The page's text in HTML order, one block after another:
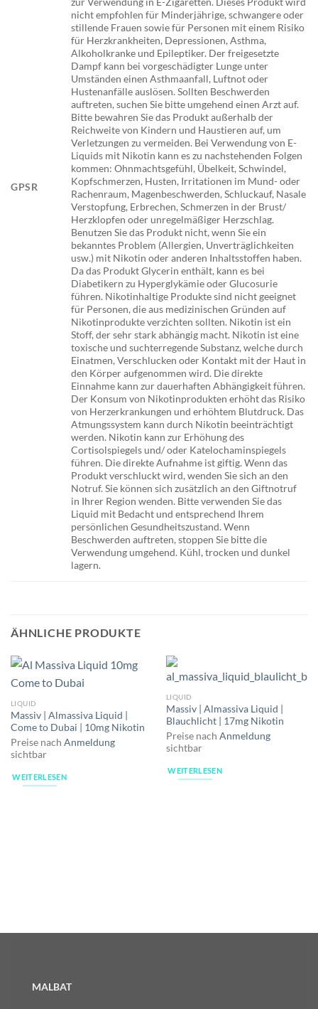
GPSR
nicht empfohlen für Minderjährige, schwangere oder
stillende Frauen sowie für Personen mit einem Risiko
für Herzkrankheiten, Depressionen, Asthma,
Alkoholkranke und Epileptiker. Der freigesetzte
Dampf kann bei vorgeschädigter Lunge unter
Umständen einen Asthmaanfall, Luftnot oder
Hustenanfälle auslösen. Sollten Beschwerden
auftreten, suchen Sie bitte umgehend einen Arzt auf.
Bitte bewahren Sie das Produkt außerhalb der
Reichweite von Kindern und Haustieren auf, um
Verletzungen zu vermeiden. Bei Verwendung von E-
Liquids mit Nikotin kann es zu nachstehenden Folgen
kommen: Ohnmachtsgefühl, Übelkeit, Schwindel,
Kopfschmerzen, Husten, Irritationen im Mund- oder
Rachenraum, Magenbeschwerden, Schluckauf, Nasale
Verstopfung, Erbrechen, Schmerzen in der Brust/
Herzklopfen oder unregelmäßiger Herzschlag.
Benutzen Sie das Produkt nicht, wenn Sie ein
bekanntes Problem (Allergien, Unverträglichkeiten
usw.) mit Nikotin oder anderen Inhaltsstoffen haben.
Da das Produkt Glycerin enthält, kann es bei
Diabetikern zu Hyperglykämie oder Glucosurie
führen. Nikotinhaltige Produkte sind nicht geeignet
für Personen, die aus medizinischen Gründen auf
Nikotinprodukte verzichten sollten. Nikotin ist ein
Stoff, der sehr stark abhängig macht. Nikotin ist eine
toxische und suchterregende Substanz, welche durch
Einatmen, Verschlucken oder Kontakt mit der Haut in
den Körper aufgenommen wird. Die direkte
Einnahme kann zur dauerhaften Abhängigkeit führen.
Der Konsum von Nikotinprodukten erhöht das Risiko
von Herzerkrankungen und erhöhtem Blutdruck. Das
Atmungssystem kann durch Nikotin beeinträchtigt
werden. Nikotin kann zur Erhöhung des
Cortisolspiegels und/ oder Katelochaminspiegels
führen. Die direkte Aufnahme ist giftig. Wenn das
Produkt verschluckt wird, wenden Sie sich an den
Notruf. Sie können sich zusätzlich an den Giftnotruf
in Ihrer Region wenden. Bitte verwenden Sie das
Liquid mit Bedacht und entsprechend Ihrem
persönlichen Gesundheitszustand. Wenn
Beschwerden auftreten, stoppen Sie bitte die
Verwendung umgehend. Kühl, trocken und dunkel
lagern.
ÄHNLICHE PRODUKTE
LIQUID
Massiv | Almassiva Liquid |
Come to Dubai | 10mg Nikotin
Preise nach Anmeldung
sichtbar
WEITERLESEN
LIQUID
Massiv | Almassiva Liquid |
Blauchlicht | 17mg Nikotin
Preise nach Anmeldung
sichtbar
WEITERLESEN
MALBAT